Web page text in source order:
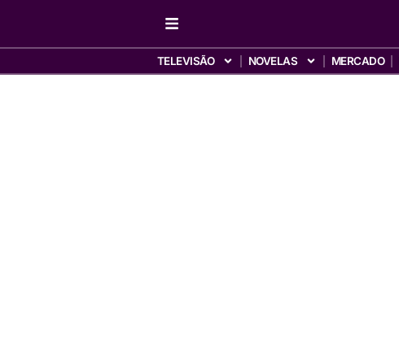
TELEVISÃO NOVELAS MERCADO